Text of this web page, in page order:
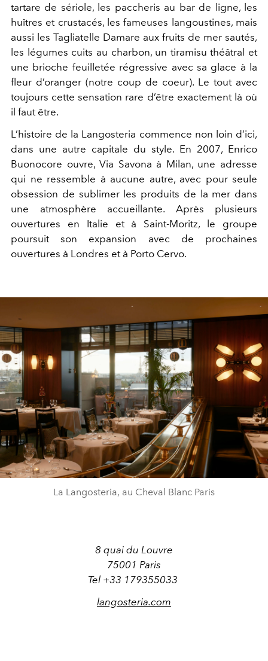
tartare de sériole, les paccheris au bar de ligne, les
huîtres et crustacés, les fameuses langoustines, mais
aussi les Tagliatelle Damare aux fruits de mer sautés,
les légumes cuits au charbon, un tiramisu théâtral et
une brioche feuilletée régressive avec sa glace à la
fleur d’oranger (notre coup de coeur). Le tout avec
toujours cette sensation rare d’être exactement là où
il faut être.
L’histoire de la Langosteria commence non loin d’ici,
dans une autre capitale du style. En 2007, Enrico
Buonocore ouvre, Via Savona à Milan, une adresse
qui ne ressemble à aucune autre, avec pour seule
obsession de sublimer les produits de la mer dans
une atmosphère accueillante. Après plusieurs
ouvertures en Italie et à Saint-Moritz, le groupe
poursuit son expansion avec de prochaines
ouvertures à Londres et à Porto Cervo.
La Langosteria, au Cheval Blanc Paris
8 quai du Louvre
75001 Paris
Tel +33 179355033
langosteria.com